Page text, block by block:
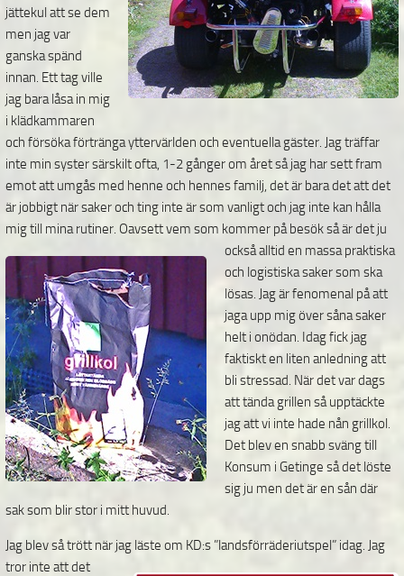
jättekul att se dem
men jag var
ganska spänd
innan. Ett tag ville
jag bara låsa in mig
i klädkammaren
och försöka förtränga yttervärlden och eventuella gäster. Jag träffar
inte min syster särskilt ofta, 1-2 gånger om året så jag har sett fram
emot att umgås med henne och hennes familj, det är bara det att det
är jobbigt när saker och ting inte är som vanligt och jag inte kan hålla
mig till mina rutiner. Oavsett vem som kommer påbesök så är det ju
också alltid en massa praktiska
och logistiska saker som ska
lösas. Jag är fenomenal på att
jaga upp mig över såna saker
helt i onödan. Idag fick jag
faktiskt en liten anledning att
bli stressad. När det var dags
att tända grillen så upptäckte
jag att vi inte hade nån grillkol.
Det blev en snabb sväng till
Konsum i Getinge så det löste
sig ju men det är en sån där
sak som blir stor i mitt huvud.
Jag blev så trött när jag läste om KD:s ”landsförräderiutspel” idag. Jag
tror inte att det